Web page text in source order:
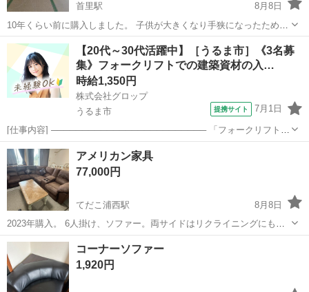
首里駅
8月8日
10年くらい前に購入しました。 子供が大きくなり手狭になったため手
放します。 特に破れもなく、色褪せが少しありますがまだまだ使用で
きます。 タバコも吸ってませんし、ペットも飼っていません。 簡単に
掃除は、しています。 奥行8...
沖縄 島尻郡 首里駅 ソファ
【20代～30代活躍中】［うるま市］《3名募
集》フォークリフトでの建築資材の入…
時給1,350円
株式会社グロップ
うるま市
提携サイト 7月1日
[仕事内容] ───────────────────────── 「フォークリフトの
資格はあるけど実務経験がない…」 「ブランクがあって自信がな
い…」 問題ございません！ フォークリフトの資格をお持ちであれば
未経験者やブラ...
沖縄 うるま市 仕分け
アメリカン家具
77,000円
てだこ浦西駅
8月8日
2023年購入。 6人掛け、ソファー。両サイドはリクライニングにもな
ります。 引っ越しのため手放します… ＄500 or ¥ 77,000
沖縄 宜野湾市 てだこ浦西駅
コーナーソファー
1,920円